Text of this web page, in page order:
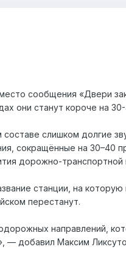
сообщения «Двери
они станут короче на
слишком долгие
сокращённые на 30–40
дорожно-
станции, на
перестанут.
направлений,
— добавил Максим